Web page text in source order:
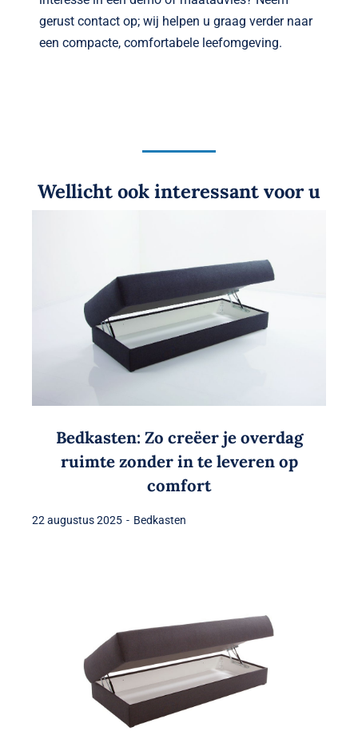
gerust contact op; wij helpen u graag verder naar
een compacte, comfortabele leef­omgeving.
Wellicht ook interessant voor u
Bedkasten: Zo creëer je overdag
ruimte zonder in te leveren op
comfort
22 augustus 2025 - Bedkasten